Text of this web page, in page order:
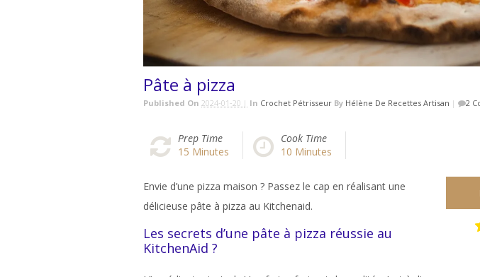
Pâte à pizza
Published On 2024-01-20 | In Crochet Pétrisseur By Hélène De Recettes Artisan | 2
Prep Time
15 Minutes
Cook Time
10 Minutes
Envie d’une pizza maison ? Passez le cap en réalisant une
délicieuse pâte à pizza au Kitchenaid.
Les secrets d’une pâte à pizza réussie au
KitchenAid ?